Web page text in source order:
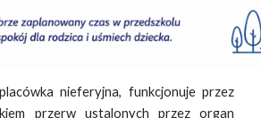
nieferyjna, funkcjonuje przez
przerw ustalonych przez organ